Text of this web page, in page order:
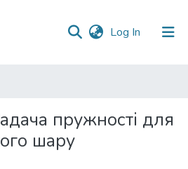
Log In (current)
пружності для
шару